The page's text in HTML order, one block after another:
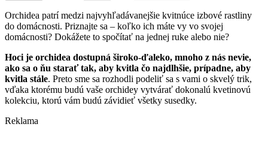
Orchidea patrí medzi najvyhľadávanejšie kvitnúce izbové rastliny
do domácnosti. Priznajte sa – koľko ich máte vy vo svojej
domácnosti? Dokážete to spočítať na jednej ruke alebo nie?
Hoci je orchidea dostupná široko-ďaleko, mnoho z nás nevie,
ako sa o ňu starať tak, aby kvitla čo najdlhšie, prípadne, aby
kvitla stále. Preto sme sa rozhodli podeliť sa s vami o skvelý trik,
vďaka ktorému budú vaše orchidey vytvárať dokonalú kvetinovú
kolekciu, ktorú vám budú závidieť všetky susedky.
Reklama